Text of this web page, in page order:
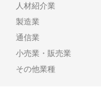
人材紹介業
製造業
通信業
小売業・販売業
その他業種